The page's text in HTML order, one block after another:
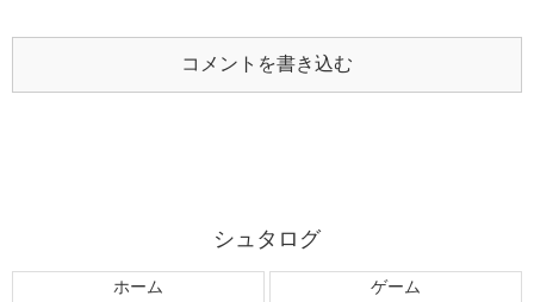
コメントを書き込む
シュタログ
ホーム ゲーム